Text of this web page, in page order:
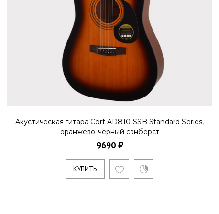
Акустическая гитара Cort AD810-SSB Standard Series,
оранжево-черный санберст
9690 ₽
КУПИТЬ